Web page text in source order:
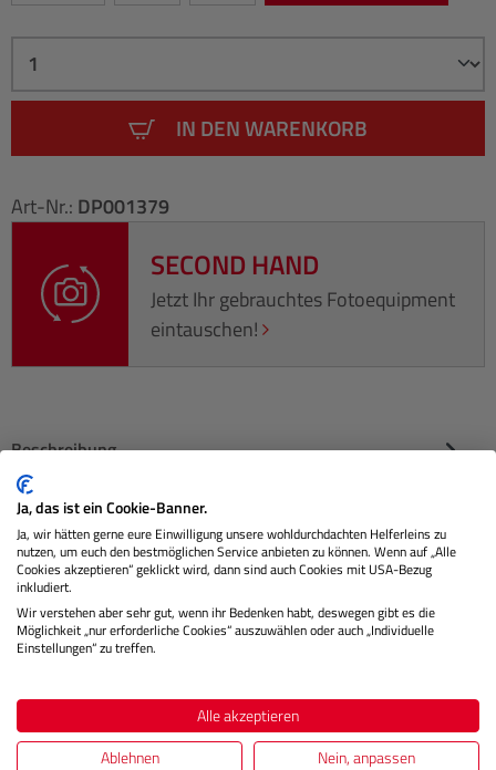
IN DEN WARENKORB
Art-Nr.: DP001379
SECOND HAND
Jetzt Ihr gebrauchtes Fotoequipment
eintauschen!
Beschreibung
Hahnemühle Museum Etching ist ein hochwertiges,
natürlich weißes Künstlerpapier aus Baumwolle, das
speziell für FineArt-Druc…Mehr
Herstellerinformationen
Bewertungen
Ja, das ist ein Cookie-Banner.
Ja, wir hätten gerne eure Einwilligung unsere wohldurchdachten Helferleins zu
nutzen, um euch den bestmöglichen Service anbieten zu können. Wenn auf „Alle
Cookies akzeptieren“ geklickt wird, dann sind auch Cookies mit USA-Bezug
inkludiert.
Wir verstehen aber sehr gut, wenn ihr Bedenken habt, deswegen gibt es die
Möglichkeit „nur erforderliche Cookies“ auszuwählen oder auch „Individuelle
Einstellungen“ zu treffen.
Alle akzeptieren
Ablehnen
Nein, anpassen